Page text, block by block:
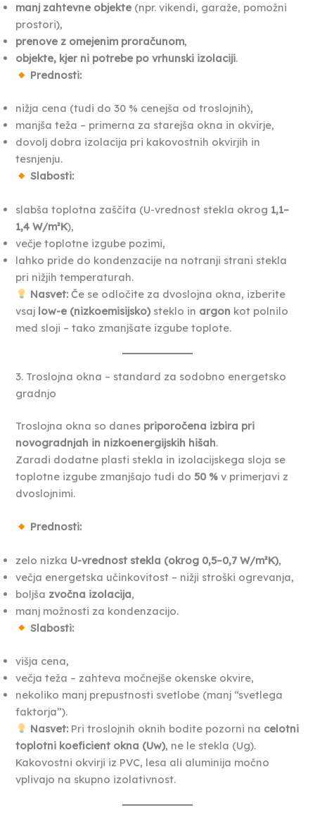
manj zahtevne objekte (npr. vikendi, garaže, pomožni
prostori),
prenove z omejenim proračunom,
objekte, kjer ni potrebe po vrhunski izolaciji.
Prednosti:
nižja cena (tudi do 30 % cenejša od troslojnih),
manjša teža – primerna za starejša okna in okvirje,
dovolj dobra izolacija pri kakovostnih okvirjih in
tesnjenju.
Slabosti:
slabša toplotna zaščita (U-vrednost stekla okrog 1,1–
1,4 W/m²K),
večje toplotne izgube pozimi,
lahko pride do kondenzacije na notranji strani stekla
pri nižjih temperaturah.
Nasvet: Če se odločite za dvoslojna okna, izberite
vsaj low-e (nizkoemisijsko) steklo in argon kot polnilo
med sloji – tako zmanjšate izgube toplote.
3. Troslojna okna – standard za sodobno energetsko
gradnjo
Troslojna okna so danes priporočena izbira pri
novogradnjah in nizkoenergijskih hišah.
Zaradi dodatne plasti stekla in izolacijskega sloja se
toplotne izgube zmanjšajo tudi do 50 % v primerjavi z
dvoslojnimi.
Prednosti:
zelo nizka U-vrednost stekla (okrog 0,5–0,7 W/m²K),
večja energetska učinkovitost – nižji stroški ogrevanja,
boljša zvočna izolacija,
manj možnosti za kondenzacijo.
Slabosti:
višja cena,
večja teža – zahteva močnejše okenske okvire,
nekoliko manj prepustnosti svetlobe (manj “svetlega
faktorja”).
Nasvet: Pri troslojnih oknih bodite pozorni na celotni
toplotni koeficient okna (Uw), ne le stekla (Ug).
Kakovostni okvirji iz PVC, lesa ali aluminija močno
vplivajo na skupno izolativnost.